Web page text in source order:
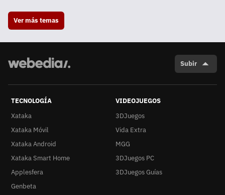
Ver más temas
Subir
TECNOLOGÍA
Xataka
Xataka Móvil
Xataka Android
Xataka Smart Home
Applesfera
Genbeta
VIDEOJUEGOS
3DJuegos
Vida Extra
MGG
3DJuegos PC
3DJuegos Guías